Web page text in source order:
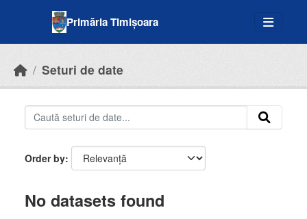
Primăria Timișoara
Seturi de date
Order by
No datasets found